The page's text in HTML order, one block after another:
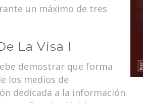
un máximo de tres
La Visa I
demostrar que forma
los medios de
dedicada a la información.